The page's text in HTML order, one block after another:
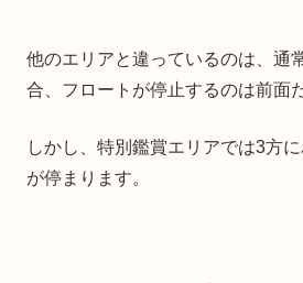
他のエリアと違っているのは、通
合、フロートが停止するのは前面
しかし、特別鑑賞エリアでは3方
が停まります。